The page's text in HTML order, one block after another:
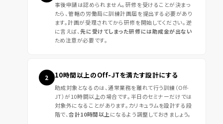
事後申請は認められません。研修を受けることが決まっ
たら、管轄の労働局に訓練計画届を提出する必要があり
ます。計画が受理されてから研修を開始してください。逆
に言えば、先に受けてしまった研修には助成金が出ない
ため注意が必要です。
2 10時間以上のOff-JTを満たす設計にする
助成対象となるのは、通常業務を離れて行う訓練（Off-
JT）が10時間以上の場合です。半日のセミナーだけでは
対象外になることがあります。カリキュラムを設計する段
階で、合計10時間以上になるよう調整しておきましょう。